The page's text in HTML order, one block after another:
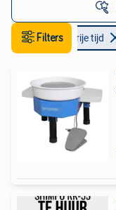
Filters
Hobby en Vrije tijd